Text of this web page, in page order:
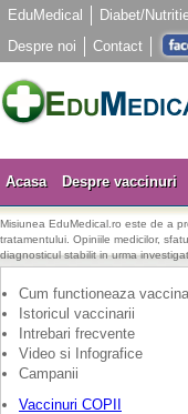
EduMedical Diabet/
Despre noi
Contact
Acasa Despre vaccinuri
Misiunea EduMedical.ro este de a
tratamentului. Opiniile medicilor,
diagnosticul stabilit in urma
Cum functioneaza
Istoricul vaccinarii
Intrebari frecvente
Video si Infografice
Campanii
Vaccinuri COPII